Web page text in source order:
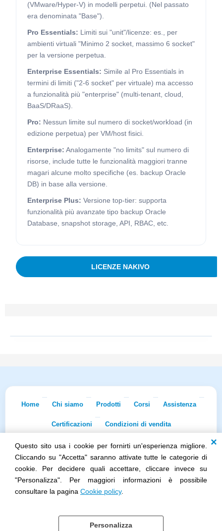
Questo sito usa i cookie per fornirti un'esperienza migliore.
Cliccando su "Accetta" saranno attivate tutte le categorie di
cookie. Per decidere quali accettare, cliccare invece su
"Personalizza". Per maggiori informazioni è possibile
consultare la pagina Cookie policy.
Personalizza
(VMware/Hyper-V) in modelli perpetui. (Nel passato
era denominata "Base").
Pro Essentials: Limiti sui "unit"/licenze: es., per
ambienti virtuali "Minimo 2 socket, massimo 6 socket"
per la versione perpetua.
Enterprise Essentials: Simile al Pro Essentials in
termini di limiti ("2-6 socket" per virtuale) ma accesso
a funzionalità più "enterprise" (multi-tenant, cloud,
BaaS/DRaaS).
Pro: Nessun limite sul numero di socket/workload (in
edizione perpetua) per VM/host fisici.
Enterprise: Analogamente "no limits" sul numero di
risorse, include tutte le funzionalità maggiori tranne
magari alcune molto specifiche (es. backup Oracle
DB) in base alla versione.
Enterprise Plus: Versione top-tier: supporta
funzionalità più avanzate tipo backup Oracle
Database, snapshot storage, API, RBAC, etc.
LICENZE NAKIVO
Home Chi siamo Prodotti Corsi Assistenza
Certificazioni Condizioni di vendita
Econnet s.r.l. · Sede Legale: Via Dei Lapidari 20/B · 40129 Bologna · Tel.
051/5873322· Fax 051/7456973 · iscr. REA BO-0481011 · P.IVA
Società soggetta all'attività di direzione e coordinamento di Skillworks
Holding s.r.l. · Sede Legale: Via Vittorio Emanuele II 28 · Roncadelle (BS)
- C.F. 04151440981